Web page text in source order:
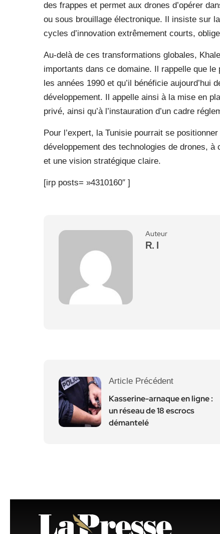
des frappes et permet aux drones d’opérer
ou sous brouillage électronique. Il insiste sur
cycles d’innovation extrêmement courts,
Au-delà de ces transformations globales,
importants dans ce domaine. Il rappelle que
les années 1990 et qu’il bénéficie aujourd’hui
développement. Il appelle ainsi à la mise en
privé, ainsi qu’à l’instauration d’un cadre
Pour l’expert, la Tunisie pourrait se
développement des technologies de drones,
et une vision stratégique claire.
[irp posts= »4310160″ ]
Auteur
R. I
Article Précédent
Kasserine-arnaque en ligne :
un réseau de 18 escrocs
démantelé